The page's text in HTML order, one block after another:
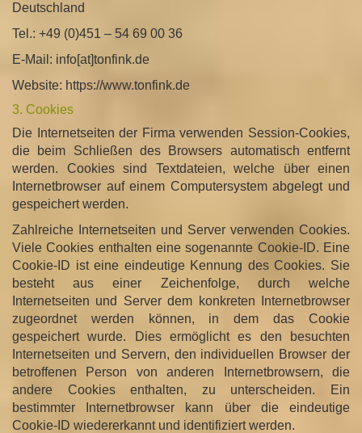
Deutschland
Tel.: +49 (0)451 – 54 69 00 36
E-Mail: info[at]tonfink.de
Website: https://www.tonfink.de
3. Cookies
Die Internetseiten der Firma verwenden Session-Cookies,
die beim Schließen des Browsers automatisch entfernt
werden. Cookies sind Textdateien, welche über einen
Internetbrowser auf einem Computersystem abgelegt und
gespeichert werden.
Zahlreiche Internetseiten und Server verwenden Cookies.
Viele Cookies enthalten eine sogenannte Cookie-ID. Eine
Cookie-ID ist eine eindeutige Kennung des Cookies. Sie
besteht aus einer Zeichenfolge, durch welche
Internetseiten und Server dem konkreten Internetbrowser
zugeordnet werden können, in dem das Cookie
gespeichert wurde. Dies ermöglicht es den besuchten
Internetseiten und Servern, den individuellen Browser der
betroffenen Person von anderen Internetbrowsern, die
andere Cookies enthalten, zu unterscheiden. Ein
bestimmter Internetbrowser kann über die eindeutige
Cookie-ID wiedererkannt und identifiziert werden.